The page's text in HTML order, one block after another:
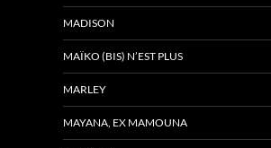
MADISON
MAÏKO (BIS) N’EST PLUS
MARLEY
MAYANA, EX MAMOUNA